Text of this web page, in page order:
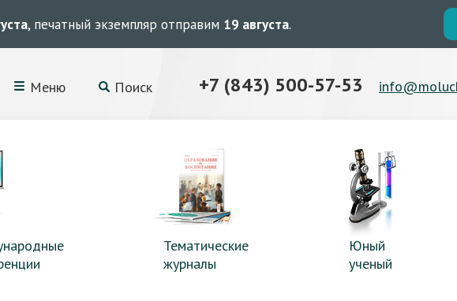
, печатный экземпляр отправим 19 августа.
Меню Поиск +7 (843) 500-57-53
Тематические
журналы
Юный
ученый